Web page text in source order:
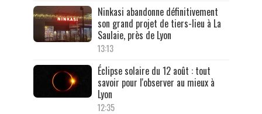
Ninkasi abandonne définitivement
son grand projet de tiers-lieu à La
Saulaie, près de Lyon
13:13
Éclipse solaire du 12 août : tout
savoir pour l'observer au mieux à
Lyon
12:35